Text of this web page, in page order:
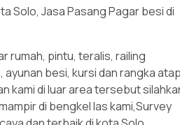
Solo, Jasa Pasang Pagar besi di
rumah, pintu, teralis, railing
besi, kursi dan rangka atap
kami di luar area tersebut
di bengkel las kami,Survey